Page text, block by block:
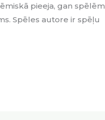
pieeja, gan spēlēm
Spēles autore ir spēļu